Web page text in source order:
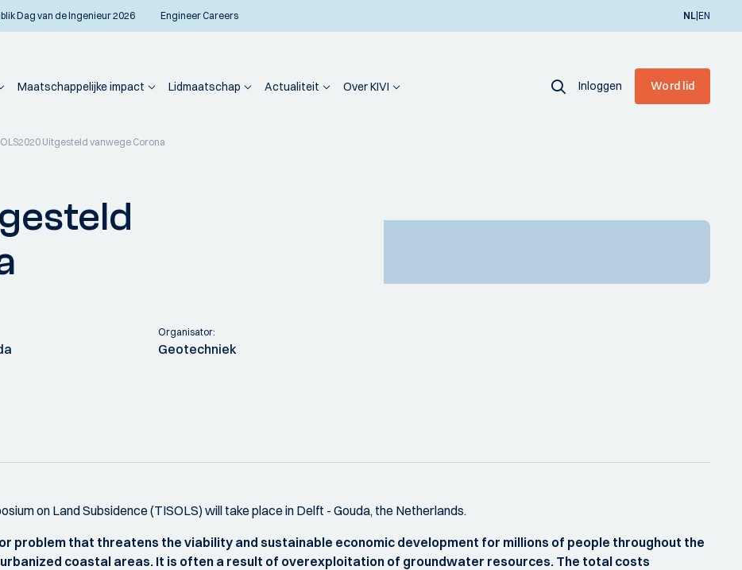
Dag van de Ingenieur 2026 Engineer Careers NL|EN
Maatschappelijke impact Lidmaatschap Actualiteit Over KIVI Inloggen Word lid
Uitgesteld vanwege Corona
Organisator:
Geotechniek
on Land Subsidence (TISOLS) will take place in Delft - Gouda, the Netherlands.
problem that threatens the viability and sustainable economic development for millions of people throughout the
coastal areas. It is often a result of overexploitation of groundwater resources. The total costs